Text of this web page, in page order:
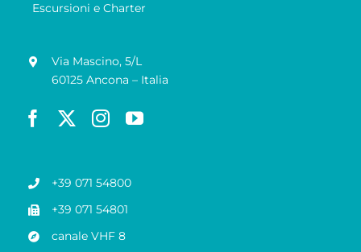
Escursioni e Charter
Via Mascino, 5/L
60125 Ancona – Italia
+39 071 54800
+39 071 54801
canale VHF 8